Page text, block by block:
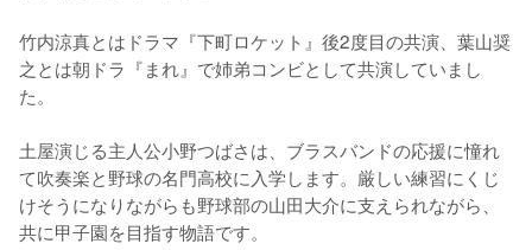
竹内涼真とはドラマ『下町ロケット』後2度目の共演、葉山奨
之とは朝ドラ『まれ』で姉弟コンビとして共演していまし
た。
土屋演じる主人公小野つばさは、ブラスバンドの応援に憧れ
て吹奏楽と野球の名門高校に入学します。厳しい練習にくじ
けそうになりながらも野球部の山田大介に支えられながら、
共に甲子園を目指す物語です。